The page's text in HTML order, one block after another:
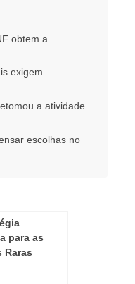
obtem a
exigem
a atividade
escolhas no